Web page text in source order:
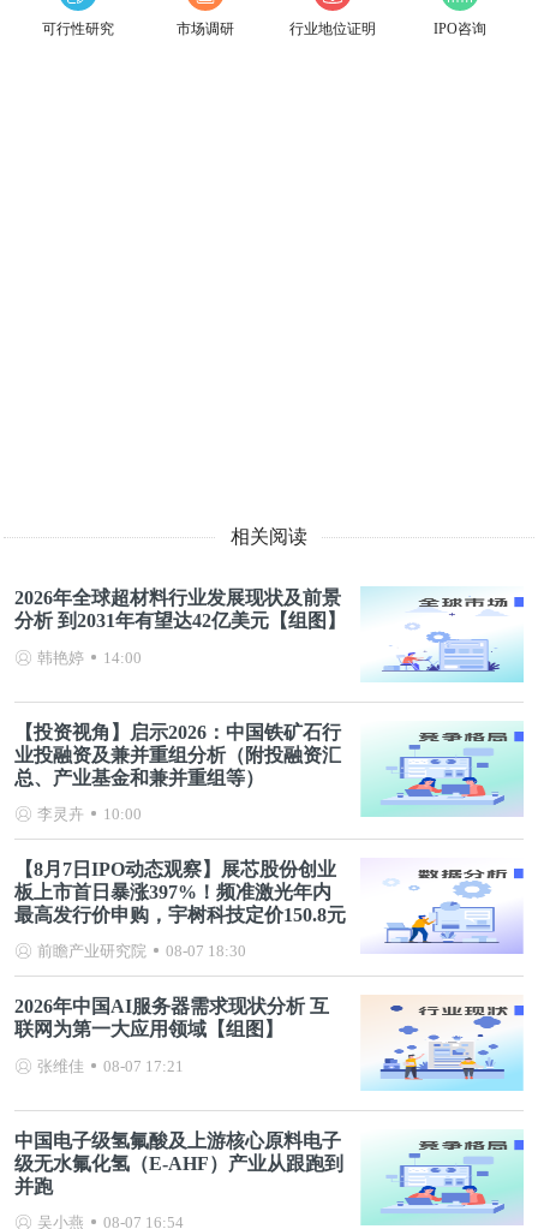
可行性研究 市场调研 行业地位证明 IPO咨询
相关阅读
2026年全球超材料行业发展现状及前景
分析 到2031年有望达42亿美元【组图】
韩艳婷 14:00
【投资视角】启示2026：中国铁矿石行
业投融资及兼并重组分析（附投融资汇
总、产业基金和兼并重组等）
李灵卉 10:00
【8月7日IPO动态观察】展芯股份创业
板上市首日暴涨397%！频准激光年内
最高发行价申购，宇树科技定价150.8元
前瞻产业研究院 08-07 18:30
2026年中国AI服务器需求现状分析 互
联网为第一大应用领域【组图】
张维佳 08-07 17:21
中国电子级氢氟酸及上游核心原料电子
级无水氟化氢（E-AHF）产业从跟跑到
并跑
吴小燕 08-07 16:54